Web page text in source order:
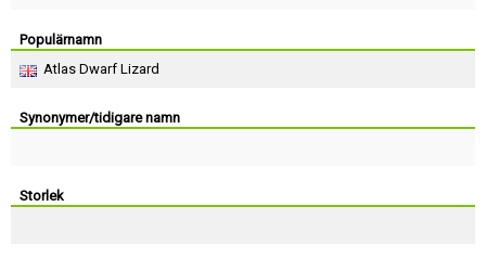
Populärnamn
Atlas Dwarf Lizard
Synonymer/tidigare namn
Storlek